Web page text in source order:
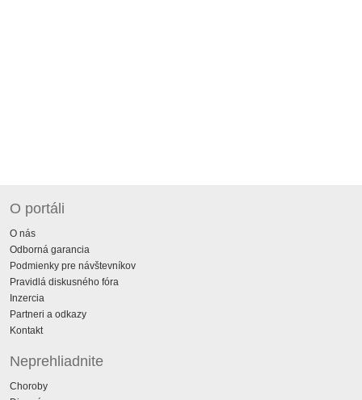
O portáli
O nás
Odborná garancia
Podmienky pre návštevníkov
Pravidlá diskusného fóra
Inzercia
Partneri a odkazy
Kontakt
Neprehliadnite
Choroby